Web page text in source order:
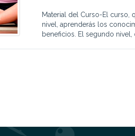
Material del Curso-El curso,
nivel, aprenderás los
beneficios. El segundo nivel,